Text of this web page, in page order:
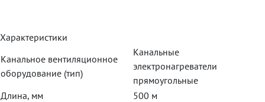
Характеристики
Канальное вентиляционное
оборудование (тип)
Канальные
электронагреватели
прямоугольные
Длина, мм
500 м